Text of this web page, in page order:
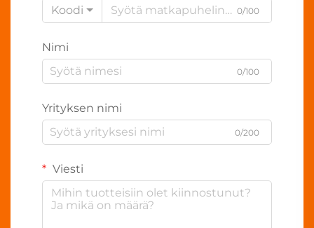
Koodi 0/100
Nimi
0/100
Yrityksen nimi
0/200
Viesti